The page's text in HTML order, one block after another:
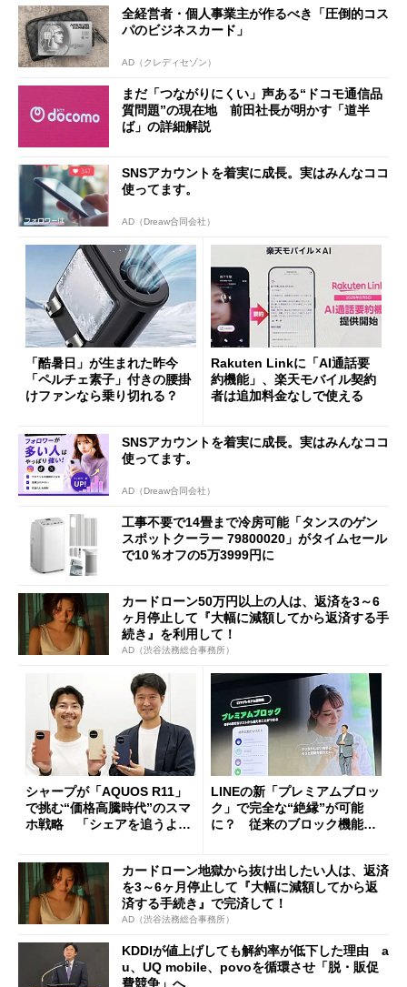
全経営者・個人事業主が作るべき「圧倒的コス
パのビジネスカード」
AD（クレディセゾン）
まだ「つながりにくい」声ある“ドコモ通信品
質問題”の現在地 前田社長が明かす「道半
ば」の詳細解説
SNSアカウントを着実に成長。実はみんなココ
使ってます。
AD（Dreaw合同会社）
「酷暑日」が生まれた昨今
「ペルチェ素子」付きの腰掛
けファンなら乗り切れる？
Rakuten Linkに「AI通話要
約機能」、楽天モバイル契約
者は追加料金なしで使える
SNSアカウントを着実に成長。実はみんなココ
使ってます。
AD（Dreaw合同会社）
工事不要で14畳まで冷房可能「タンスのゲン
スポットクーラー 79800020」がタイムセール
で10％オフの5万3999円に
カードローン50万円以上の人は、返済を3～6
ヶ月停止して『大幅に減額してから返済する手
続き』を利用して！
AD（渋谷法務総合事務所）
シャープが「AQUOS R11」
で挑む“価格高騰時代”のスマ
ホ戦略 「シェアを追うより
LINEの新「プレミアムブロッ
ク」で完全な“絶縁”が可能
に？ 従来のブロック機能と
カードローン地獄から抜け出したい人は、返済
を3～6ヶ月停止して『大幅に減額してから返
済する手続き』で完済して！
AD（渋谷法務総合事務所）
KDDIが値上げしても解約率が低下した理由 a
u、UQ mobile、povoを循環させ「脱・販促
費競争」へ